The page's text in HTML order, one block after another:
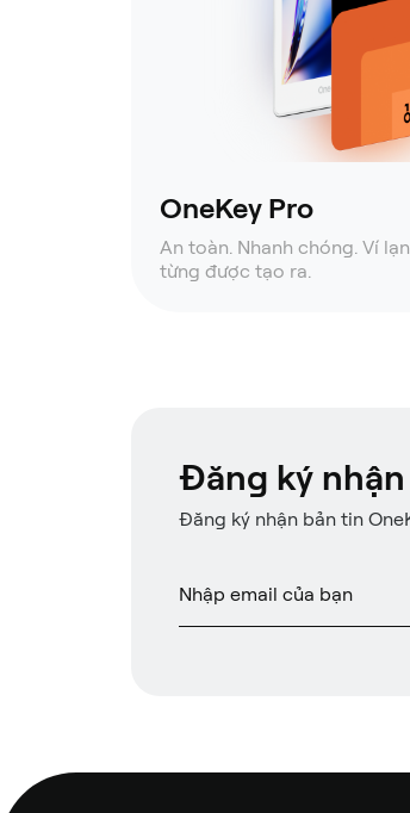
OneKey Pro
An toàn. Nhanh chóng. Ví
từng được tạo ra.
Đăng ký
Đăng ký nhận bản tin